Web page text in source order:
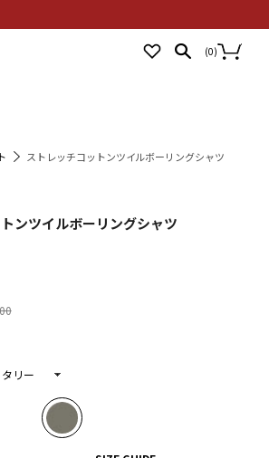
(0)
ストレッチコットンツイルボーリングシャツ
ンツイルボーリングシャツ
リー